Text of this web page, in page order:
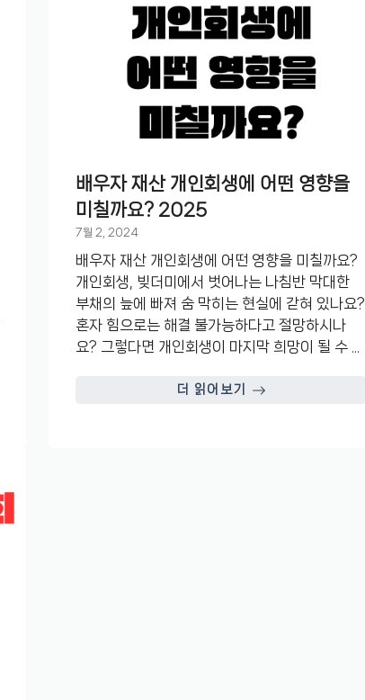
배우자 재산 개인회생에 어떤 영향을
미칠까요? 2025
7월 2, 2024
배우자 재산 개인회생에 어떤 영향을 미칠까요?
개인회생, 빚더미에서 벗어나는 나침반 막대한
부채의 늪에 빠져 숨 막히는 현실에 갇혀 있나요?
혼자 힘으로는 해결 불가능하다고 절망하시나
요? 그렇다면 개인회생이 마지막 희망이 될 수 ...
더 읽어보기